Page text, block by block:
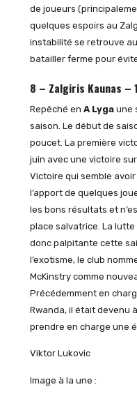
de joueurs
quelques espoirs au
instabilité se retrouve
batailler ferme pour
8 – Zalgiris Kaunas –
Repêché en A Lygaune
saison. Le début de
poucet. La première
juin avec une victoire
Victoire qui semble
l’apport de quelques
les bons résultats et
place salvatrice. La lutte
donc palpitante cette
l’exotisme, le club
McKinstry comme
Précédemment en
Rwanda, il était devenu
prendre en charge une
Viktor Lukovic
Image à la une :